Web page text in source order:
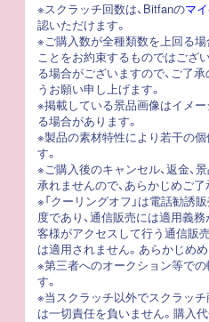
※スクラッチ回数は、Bitfanのマ
認いただけます。
※ご購入数が全種類数を上回る場
ことをお約束するものではござ
る場合がございますので、ご了
うお願い申し上げます。
※掲載している景品画像はイメ
る場合があります。
※製品の素材特性により若干の
す。
※ご購入後のキャンセル、返金、
承れませんので、あらかじめご了
※「クーリングオフ」は電話勧誘
度であり、通信販売には適用義
客様がアクセスして行う通信販
は適用されません。あらかじめ
※第三者へのオークション等で
す。
※当スクラッチ以外でスクラッチ
は一切責任を負いません。購入